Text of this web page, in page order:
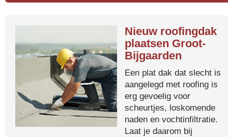
Nieuw roofingdak
plaatsen Groot-
Bijgaarden
Een plat dak dat slecht is
aangelegd met roofing is
erg gevoelig voor
scheurtjes, loskomende
naden en vochtinfiltratie.
Laat je daarom bij